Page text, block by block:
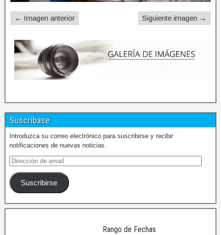
← Imagen anterior Siguiente imagen →
Suscríbase
Introduzca su correo electrónico para suscribirse y recibir
notificaciones de nuevas noticias.
Suscribirse
Rango de Fechas